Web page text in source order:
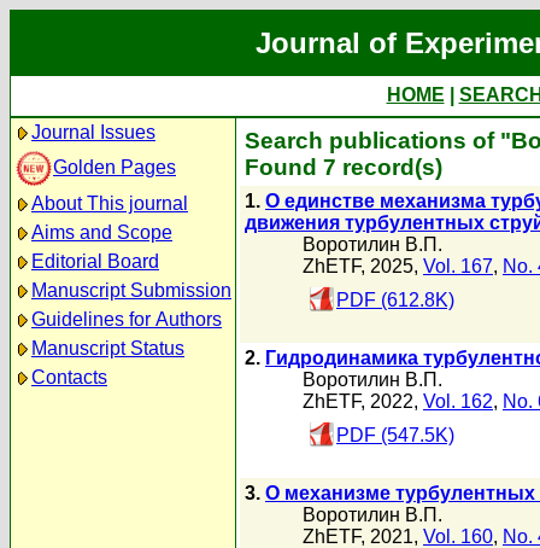
Journal of
HOME
Journal Issues
Golden Pages
About This journal
Aims and Scope
Editorial Board
Manuscript Submission
Guidelines for Authors
Manuscript Status
Contacts
Search publications of
Found 7 record(s)
1. О единстве механизма
движения турбулентных
Воротилин В.П.
ZhETF, 2025, Vol. 167, No.
PDF (612.8K)
2. Гидродинамика
Воротилин В.П.
ZhETF, 2022, Vol. 162, No.
PDF (547.5K)
3. О механизме
Воротилин В.П.
ZhETF, 2021, Vol. 160, No.